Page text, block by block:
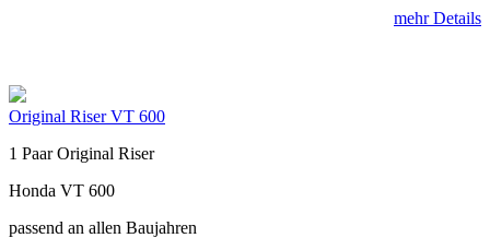
mehr Details
Original Riser VT 600
1 Paar Original Riser
Honda VT 600
passend an allen Baujahren